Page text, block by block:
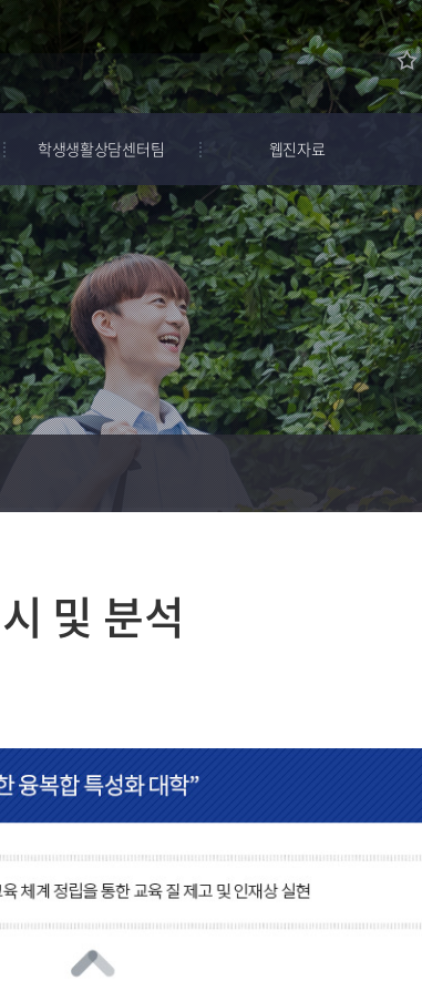
학생생활상담센터팀
상담
심리검사
프로그램
학생생활연구
웹진자료
뉴스레터
학습자 지원
교수자 지원
학생생활연구
및 분석